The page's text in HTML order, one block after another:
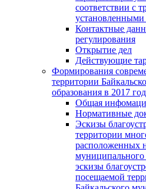
соответствии с
установленными
Контактные
регулирования
Открытие дел
Действующие
Формирования
территории
образования в 2017
Общая
Нормативные
Эскизы
территории
расположенных
муниципального
эскизы
посещаемой